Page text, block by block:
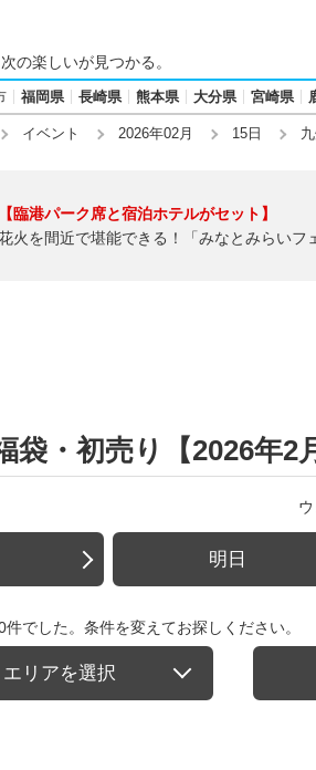
次の楽しいが見つかる。
福岡県 長崎県 熊本県 大分県 宮崎県
イベント 2026年02月 15日
【臨港パーク席と宿泊ホテルがセット】
火を間近で堪能できる！「みなとみらいフ
袋・初売り【2026年2
明日
でした。条件を変えてお探しください。
エリアを選択